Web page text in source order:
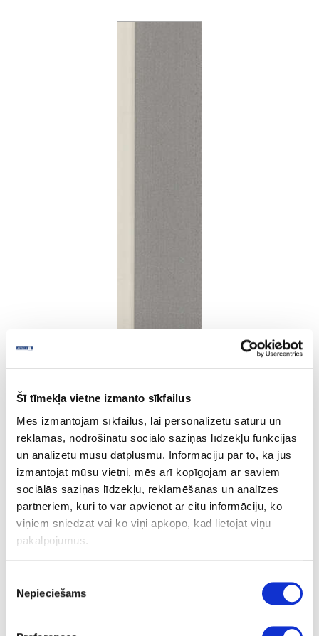
Šī tīmekļa vietne izmanto sīkfailus
Mēs izmantojam sīkfailus, lai personalizētu saturu un
reklāmas, nodrošinātu sociālo saziņas līdzekļu funkcijas
un analizētu mūsu datplūsmu. Informāciju par to, kā jūs
izmantojat mūsu vietni, mēs arī kopīgojam ar saviem
sociālās saziņas līdzekļu, reklamēšanas un analīzes
partneriem, kuri to var apvienot ar citu informāciju, ko
viņiem sniedzat vai ko viņi apkopo, kad lietojat viņu
pakalpojumus.
izvēle
Nepieciešams
Cream Steel
Ask question
Share product link